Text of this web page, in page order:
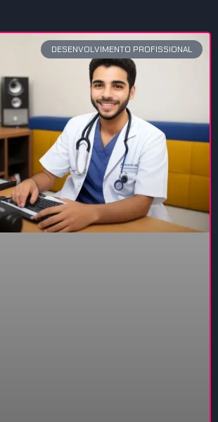
DESENVOLVIMENTO PROFISSIONAL